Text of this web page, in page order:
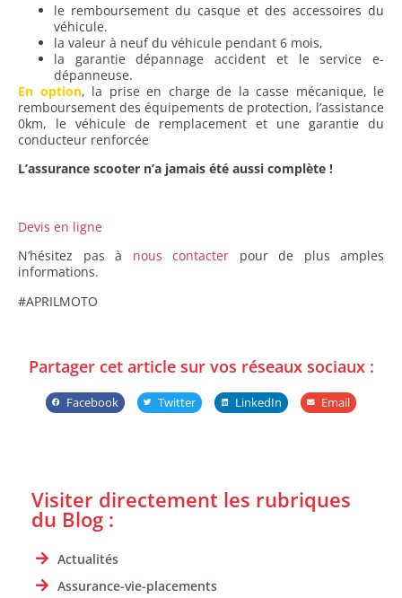
le remboursement du casque et des accessoires du
véhicule.
la valeur à neuf du véhicule pendant 6 mois,
la garantie dépannage accident et le service e-
dépanneuse.
En option, la prise en charge de la casse mécanique, le
remboursement des équipements de protection, l’assistance
0km, le véhicule de remplacement et une garantie du
conducteur renforcée
L’assurance scooter n’a jamais été aussi complète !
Devis en ligne
N’hésitez pas à nous contacter pour de plus amples
informations.
#APRILMOTO
Partager cet article sur vos réseaux sociaux :
Facebook Twitter LinkedIn Email
Visiter directement les rubriques
du Blog :
Actualités
Assurance-vie-placements